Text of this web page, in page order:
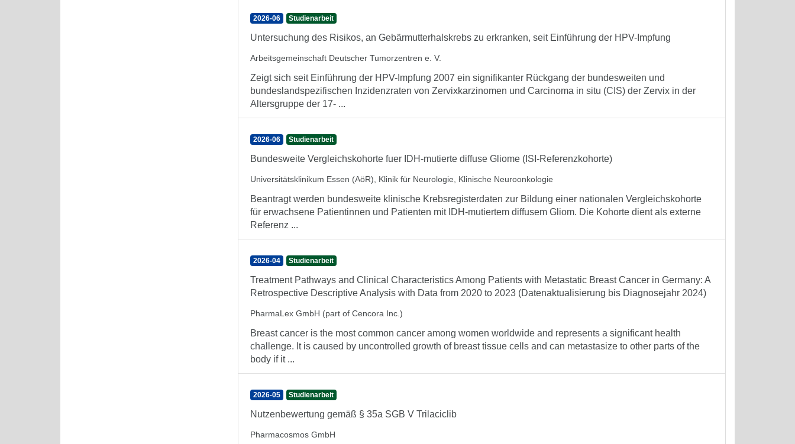
2026-06 Studienarbeit
Untersuchung des Risikos, an Gebärmutterhalskrebs zu erkranken, seit Einführung der HPV-Impfung
Arbeitsgemeinschaft Deutscher Tumorzentren e. V.
Zeigt sich seit Einführung der HPV-Impfung 2007 ein signifikanter Rückgang der bundesweiten und
bundeslandspezifischen Inzidenzraten von Zervixkarzinomen und Carcinoma in situ (CIS) der Zervix in der
Altersgruppe der 17- ...
2026-06 Studienarbeit
Bundesweite Vergleichskohorte fuer IDH-mutierte diffuse Gliome (ISI-Referenzkohorte)
Universitätsklinikum Essen (AöR), Klinik für Neurologie, Klinische Neuroonkologie
Beantragt werden bundesweite klinische Krebsregisterdaten zur Bildung einer nationalen Vergleichskohorte
für erwachsene Patientinnen und Patienten mit IDH-mutiertem diffusem Gliom. Die Kohorte dient als externe
Referenz ...
2026-04 Studienarbeit
Treatment Pathways and Clinical Characteristics Among Patients with Metastatic Breast Cancer in Germany: A
Retrospective Descriptive Analysis with Data from 2020 to 2023 (Datenaktualisierung bis Diagnosejahr 2024)
PharmaLex GmbH (part of Cencora Inc.)
Breast cancer is the most common cancer among women worldwide and represents a significant health
challenge. It is caused by uncontrolled growth of breast tissue cells and can metastasize to other parts of the
body if it ...
2026-05 Studienarbeit
Nutzenbewertung gemäß § 35a SGB V Trilaciclib
Pharmacosmos GmbH